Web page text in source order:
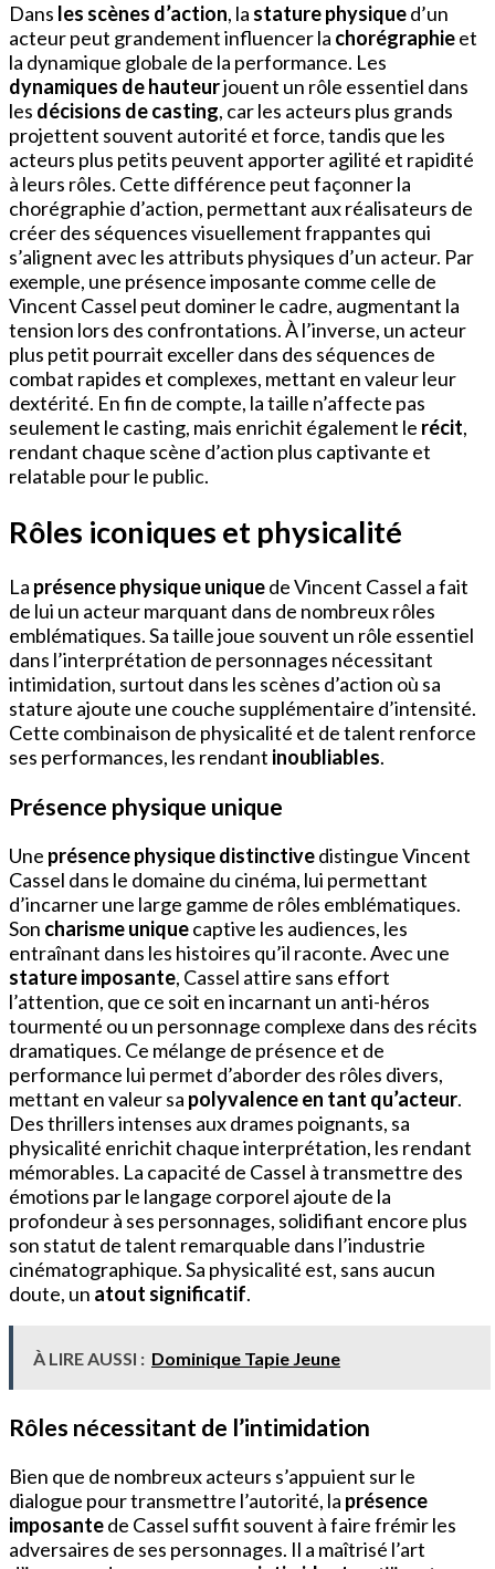
Dans les scènes d’action, la stature physiqued’un
acteur peut grandement influencer la chorégraphieet
la dynamique globale de la performance. Les
dynamiques de hauteurjouent un rôle essentiel dans
les décisions de casting, car les acteurs plus grands
projettent souvent autorité et force, tandis que les
acteurs plus petits peuvent apporter agilité et rapidité
à leurs rôles. Cette différence peut façonner la
chorégraphie d’action, permettant aux réalisateurs de
créer des séquences visuellement frappantes qui
s’alignent avec les attributs physiques d’un acteur. Par
exemple, une présence imposante comme celle de
Vincent Cassel peut dominer le cadre, augmentant la
tension lors des confrontations. À l’inverse, un acteur
plus petit pourrait exceller dans des séquences de
combat rapides et complexes, mettant en valeur leur
dextérité. En fin de compte, la taille n’affecte pas
seulement le casting, mais enrichit également le récit,
rendant chaque scène d’action plus captivante et
relatable pour le public.
Rôles iconiques et physicalité
La présence physique uniquede Vincent Cassel a fait
de lui un acteur marquant dans de nombreux rôles
emblématiques. Sa taille joue souvent un rôle essentiel
dans l’interprétation de personnages nécessitant
intimidation, surtout dans les scènes d’action où sa
stature ajoute une couche supplémentaire d’intensité.
Cette combinaison de physicalité et de talent renforce
ses performances, les rendant inoubliables.
Présence physique unique
Une présence physique distinctivedistingue Vincent
Cassel dans le domaine du cinéma, lui permettant
d’incarner une large gamme de rôles emblématiques.
Son charisme uniquecaptive les audiences, les
entraînant dans les histoires qu’il raconte. Avec une
stature imposante, Cassel attire sans effort
l’attention, que ce soit en incarnant un anti-héros
tourmenté ou un personnage complexe dans des récits
dramatiques. Ce mélange de présence et de
performance lui permet d’aborder des rôles divers,
mettant en valeur sa polyvalence en tant qu’acteur.
Des thrillers intenses aux drames poignants, sa
physicalité enrichit chaque interprétation, les rendant
mémorables. La capacité de Cassel à transmettre des
émotions par le langage corporel ajoute de la
profondeur à ses personnages, solidifiant encore plus
son statut de talent remarquable dans l’industrie
cinématographique. Sa physicalité est, sans aucun
doute, un atout significatif.
À LIRE AUSSI : Dominique Tapie Jeune
Rôles nécessitant de l’intimidation
Bien que de nombreux acteurs s’appuient sur le
dialogue pour transmettre l’autorité, la présence
imposantede Cassel suffit souvent à faire frémir les
adversaires de ses personnages. Il a maîtrisé l’art